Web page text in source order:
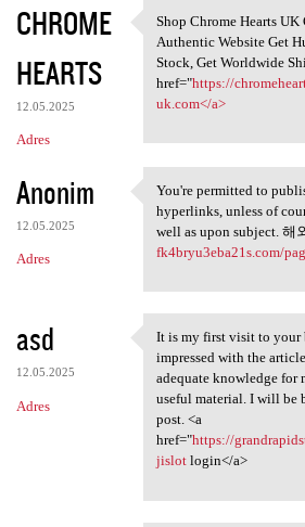
CHROME
HEARTS
12.05.2025
Adres
Shop Chrome
Shop Chrome Hearts
Authentic Website Get
Stock, Get Worldwide
href="https://
uk.com</a>
Anonim
12.05.2025
Adres
You're permitted to
You're permitted to
hyperlinks, unless of
well as upon subject. 해
fk4bryu3eba21s.com/
asd
12.05.2025
Adres
It is my first visit to
It is my first visit to your
impressed with the
adequate knowledge for
useful material. I will be
post. <a
href="https://
jislotlogin</a>